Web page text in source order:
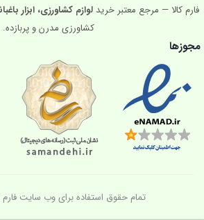
فارم کالا — مرجع معتبر خرید لوازم کشاورزی، ابزار
کشاورزی مدرن و پربازده.
مجوزها
تمام حقوق استفاده برای وب سایت فارم